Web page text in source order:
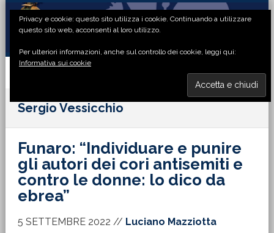
Passa
primaria
Passa
principale
Passa
laterale
Passa
di
Sergio Vessicchio
Funaro: “Individuare e punire
gli autori dei cori antisemiti e
contro le donne: lo dico da
ebrea”
5 SETTEMBRE 2022 // Luciano Mazziotta
Privacy e cookie: questo sito utilizza i cookie. Continuando a utilizzare
questo sito web, acconsenti al loro utilizzo.
Per ulteriori informazioni, anche sul controllo dei cookie, leggi qui:
Informativa sui cookie